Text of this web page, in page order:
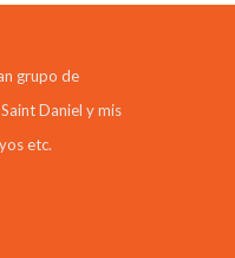
grupo de
Daniel y mis
etc.